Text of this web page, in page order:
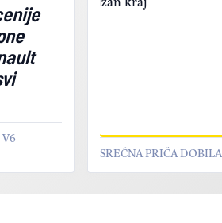
SREĆNA PRIČA